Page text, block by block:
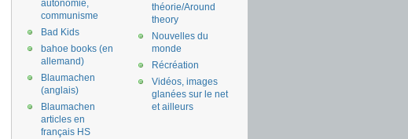
théorie/Around
theory
Nouvelles du
monde
Récréation
Vidéos, images
glanées sur le net
et ailleurs
autonomie,
communisme
Bad Kids
bahoe books (en
allemand)
Blaumachen
(anglais)
Blaumachen
articles en
français HS